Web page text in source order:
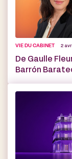
VIE DU CABINET 2
De Gaulle
Barrón